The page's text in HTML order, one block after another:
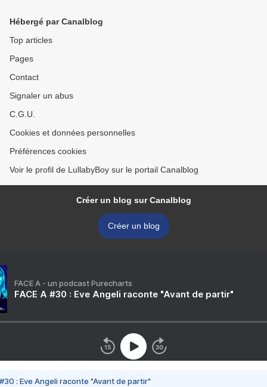
Hébergé par Canalblog
Top articles
Pages
Contact
Signaler un abus
C.G.U.
Cookies et données personnelles
Préférences cookies
Voir le profil de LullabyBoy sur le portail Canalblog
Créer un blog sur Canalblog
Créer un blog
FACE A - un podcast Purecharts
FACE A #30 : Eve Angeli raconte "Avant de partir"
#30 : Eve Angeli raconte "Avant de partir"